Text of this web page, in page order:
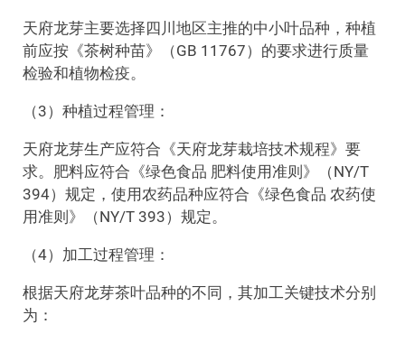
天府龙芽主要选择四川地区主推的中小叶品种，种植
前应按《茶树种苗》（GB 11767）的要求进行质量
检验和植物检疫。
（3）种植过程管理：
天府龙芽生产应符合《天府龙芽栽培技术规程》要
求。肥料应符合《绿色食品 肥料使用准则》（NY/T
394）规定，使用农药品种应符合《绿色食品 农药使
用准则》（NY/T 393）规定。
（4）加工过程管理：
根据天府龙芽茶叶品种的不同，其加工关键技术分别
为：